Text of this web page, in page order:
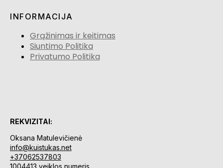
INFORMACIJA
Grąžinimas ir keitimas
Siuntimo Politika
Privatumo Politika
REKVIZITAI:
Oksana Matulevičienė
info@kuistukas.net
+37062537803
1004413 veiklos numeris.